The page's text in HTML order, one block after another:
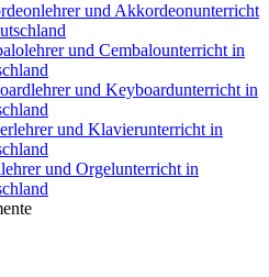
und Akkordeonunterricht
und Cembalounterricht in
und Keyboardunterricht in
und Klavierunterricht in
und Orgelunterricht in